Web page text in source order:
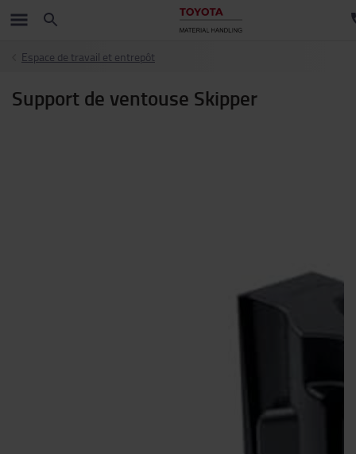
Espace de travail et entrepôt
Support de ventouse Skipper